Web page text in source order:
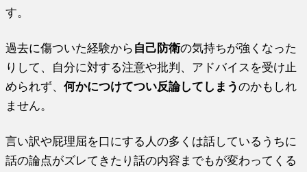
す。
過去に傷ついた経験から 自己防衛の気持ちが強くなった
りして、自分に対する注意や批判、アドバイスを受け止
められず、何かにつけてつい反論してしまうのかもしれ
ません。
言い訳や屁理屈を口にする人の多くは話しているうちに
話の論点がズレてきたり話の内容までもが変わってくる